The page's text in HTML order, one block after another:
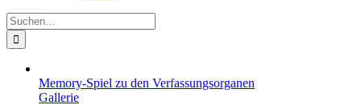
Suche
nach:
Memory-Spiel zu den Verfassungsorganen
Gallerie